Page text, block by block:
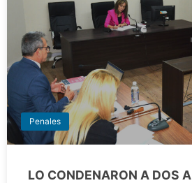
Penales
LO CONDENARON A DOS